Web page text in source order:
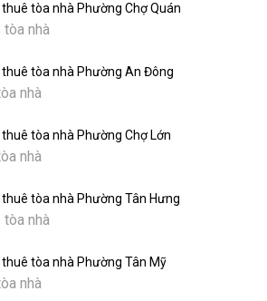
thuê tòa nhà Phường Chợ Quán
tòa nhà
thuê tòa nhà Phường An Đông
nhà
thuê tòa nhà Phường Chợ Lớn
nhà
thuê tòa nhà Phường Tân Hưng
tòa nhà
thuê tòa nhà Phường Tân Mỹ
nhà